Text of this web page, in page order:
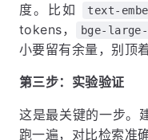
度。比如
text-
tokens，
bge-
小要留有余量，别顶
第三步：实验验证
这是最关键的一步。
跑一遍，对比检索准